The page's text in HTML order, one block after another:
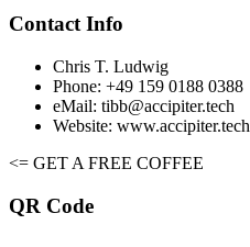
Contact Info
Chris T. Ludwig
Phone: +49 159 0188 0388
eMail: tibb@accipiter.tech
Website: www.accipiter.tech
<= GET A FREE COFFEE
QR Code